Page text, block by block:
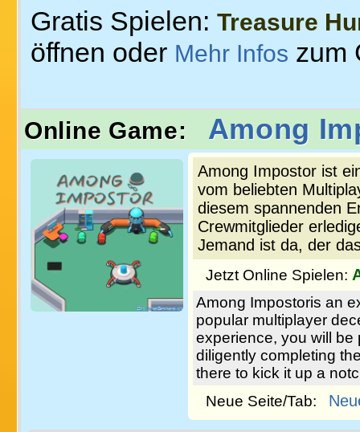
Gratis Spielen: Treasure
öffnen oder Mehr Infos zum
Online Game: Among
Among Impostor ist
vom beliebten
diesem spannenden
Crewmitglieder
Jemand ist da, der
Jetzt Online Spielen:
Among Impostoris an
popular multiplayer
experience, you will be
diligently completing
there to kick it up a
Neue Seite/Tab: